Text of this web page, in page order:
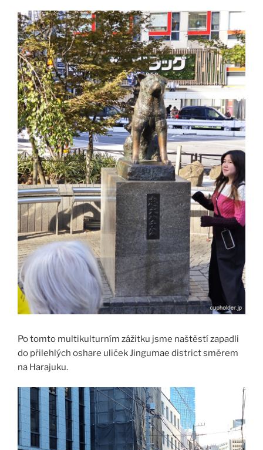
Po tomto multikulturním zážitku jsme naštěstí zapadli
do přilehlých oshare uliček Jingumae district směrem
na Harajuku.